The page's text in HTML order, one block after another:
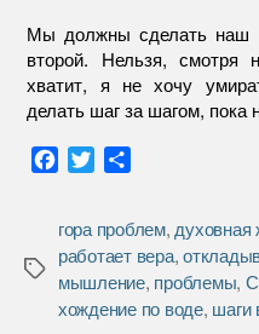
Мы должны сделать наш
второй. Нельзя, смотря
хватит, я не хочу
делать шаг за шагом, пока
e
b
o
o
t
t
e
r
р
а
в
и
Метки
гора проблем, духовная
работает вера,
мышление, проблемы,
хождение по воде, шаги